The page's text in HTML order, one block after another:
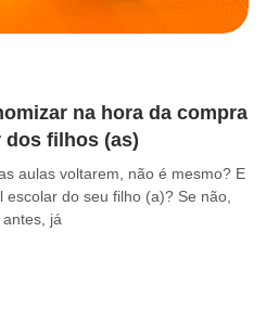
na hora da compra
dos filhos (as)
aulas voltarem, não é mesmo? E
do seu filho (a)? Se não,
já